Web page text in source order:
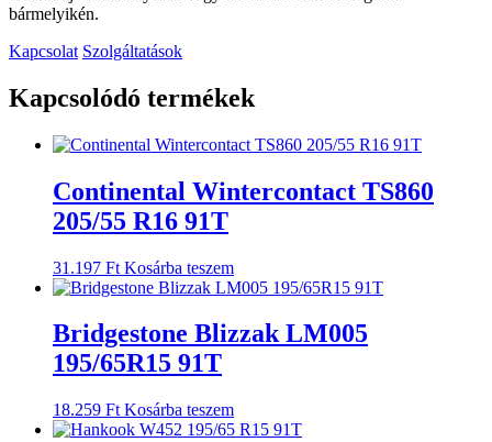
bármelyikén.
Kapcsolat Szolgáltatások
Kapcsolódó termékek
Continental Wintercontact TS860
205/55 R16 91T
31.197 Ft Kosárba teszem
Bridgestone Blizzak LM005
195/65R15 91T
18.259 Ft Kosárba teszem